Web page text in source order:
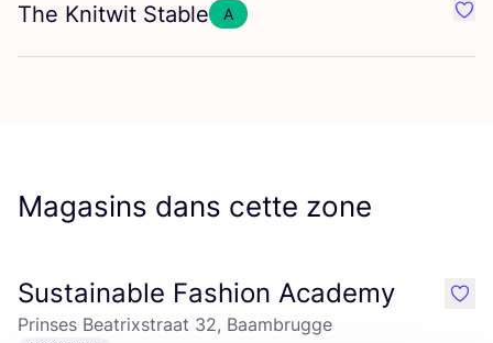
The Knitwit Stable A
Magasins dans cette zone
Sustainable Fashion Academy
Prinses Beatrixstraat 32, Baambrugge
like